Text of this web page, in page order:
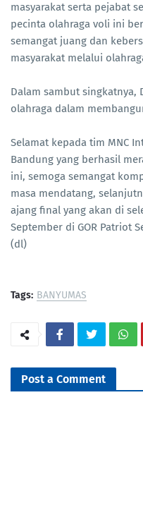
masyarakat serta pejabat
pecinta olahraga voli ini
semangat juang dan
masyarakat melalui
Dalam sambut singkatnya,
olahraga dalam
Selamat kepada tim MNC
Bandung yang berhasil
ini, semoga semangat
masa mendatang,
ajang final yang akan di
September di GOR Patriot
(dl)
Tags: BANYUMAS
Post a Comment